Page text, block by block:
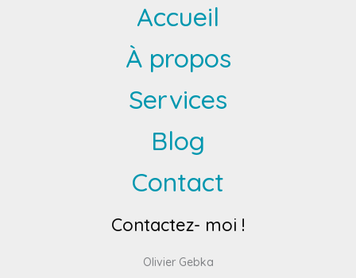
Accueil
À propos
Services
Blog
Contact
Contactez- moi !
Olivier Gebka